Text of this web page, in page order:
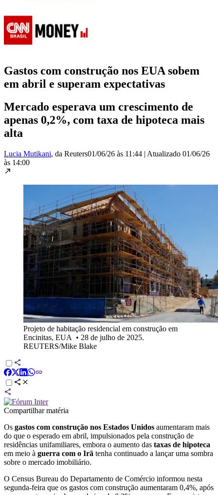
Gastos com construção nos EUA sobem
em abril e superam expectativas
Mercado esperava um crescimento de
apenas 0,2%, com taxa de hipoteca mais
alta
Lucia Mutikani, da Reuters01/06/26 às 11:44 | Atualizado 01/06/26
às 14:00
Projeto de habitação residencial em construção em
Encinitas, EUA
• 28 de julho de 2025.
REUTERS/Mike Blake
Compartilhar matéria
Os gastos com construção nos Estados Unidos aumentaram ​mais
do que o esperado ​em abril, impulsionados pela construção de
residências unifamiliares, embora o aumento das taxas de hipoteca
em meio à guerra com o Irã tenha continuado a lançar uma sombra
sobre o mercado imobiliário.
O Census Bureau do Departamento de Comércio informou nesta
⁠segunda-feira que os ​gastos com construção aumentaram 0,4%, após